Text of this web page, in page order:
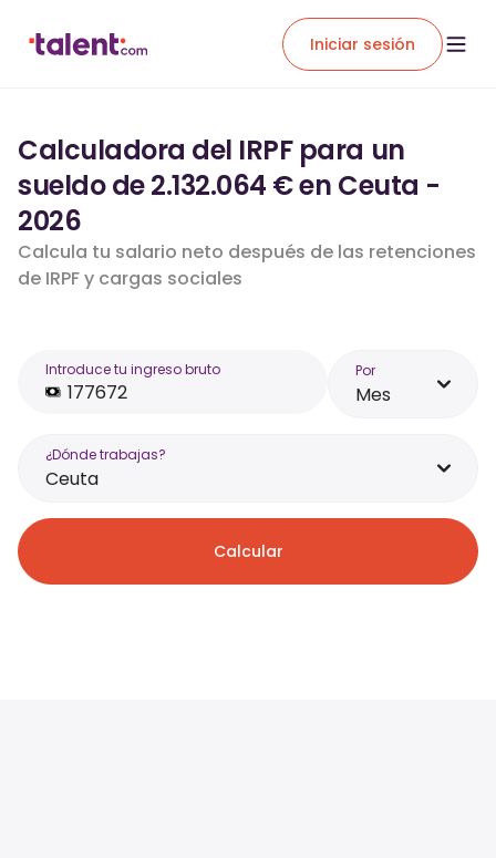
Iniciar sesión
Calculadora del IRPF para un
sueldo de 2.132.064 € en Ceuta -
2026
Calcula tu salario neto después de las retenciones
de IRPF y cargas sociales
Introduce tu ingreso bruto Por
Mes
¿Dónde trabajas?
Ceuta
Calcular